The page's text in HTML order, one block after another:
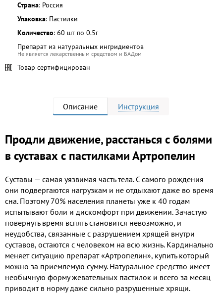
Страна: Россия
Упаковка: Пастилки
Количество: 60 шт по 0.5г
Препарат из натуральных ингридиентов
Не является лекарственным средством и БАДом
Товар сертифицирован
Описание Инструкция
Продли движение, расстанься с болями
в суставах с пастилками Артропелин
Суставы — самая уязвимая часть тела. С самого рождения
они подвергаются нагрузкам и не отдыхают даже во время
сна. Поэтому 70% населения планеты уже к 40 годам
испытывают боли и дискомфорт при движении. Зачастую
повернуть время вспять становится невозможно, и
неудобства, связанные с разрушением хрящей внутри
суставов, остаются с человеком на всю жизнь. Кардинально
меняет ситуацию препарат «Артропелин», купить который
можно за приемлемую сумму. Натуральное средство имеет
необычную форму жевательных пастилок и всего за месяц
приводит в норму даже сильно разрушенные хрящи.